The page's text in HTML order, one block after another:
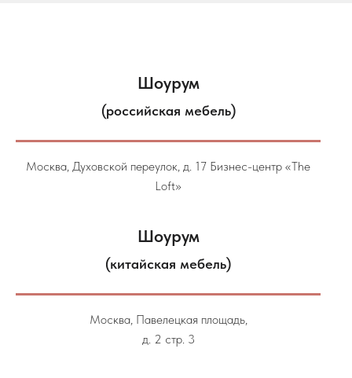
Шоурум
(российская мебель)
Москва, Духовской переулок, д. 17 Бизнес-центр «The
Loft»
Шоурум
(китайская мебель)
Москва, Павелецкая площадь,
д. 2 стр. 3